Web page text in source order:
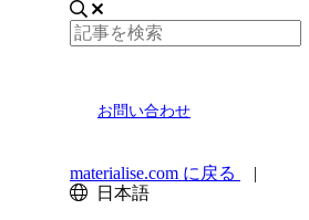
お問い合わせ
materialise.com に戻る
|
日本語